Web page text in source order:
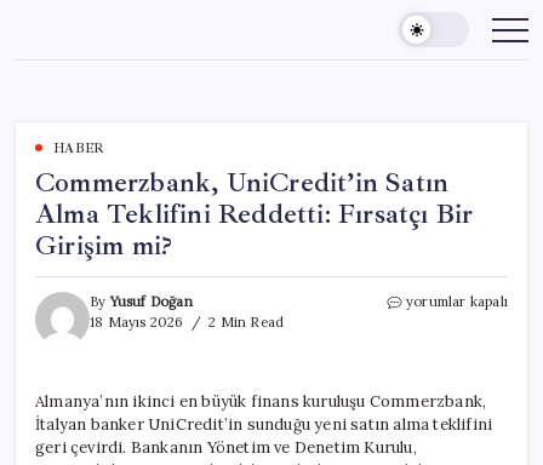
content
HABER
Commerzbank, UniCredit’in Satın
Alma Teklifini Reddetti: Fırsatçı Bir
Girişim mi?
ByYusuf Doğan
18 Mayıs 2026
2 Min Read
Commerzbank,
Reddetti:
Fırsatçı
Bir
yorumlar kapalı
Almanya’nın ikinci en büyük finans kuruluşu Commerzbank,
İtalyan banker UniCredit’in sunduğu yeni satın alma teklifini
geri çevirdi. Bankanın Yönetim ve Denetim Kurulu,